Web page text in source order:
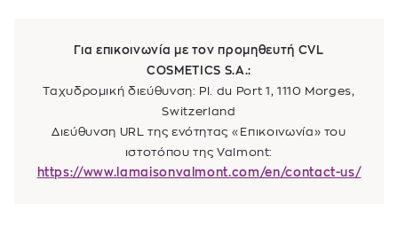
Για επικοινωνία με τον προμηθευτή CVL
COSMETICS S.A.:
Ταχυδρομική διεύθυνση: Pl. du Port 1, 1110 Morges,
Switzerland
Διεύθυνση URL της ενότητας «Επικοινωνία» του
ιστοτόπου της Valmont:
https://www.lamaisonvalmont.com/en/contact-us/